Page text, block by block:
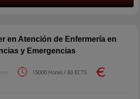
en Atención de Enfermería en
y Emergencias
15000 Horas / 60 ECTS